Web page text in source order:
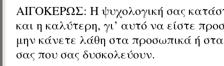
ΑΙΓΟΚΕΡΩΣ: Η ψυχολογική σας
και η καλύτερη, γι’ αυτό να είστε
μην κάνετε λάθη στα προσωπικά ή στα
σας που σας δυσκολεύουν.